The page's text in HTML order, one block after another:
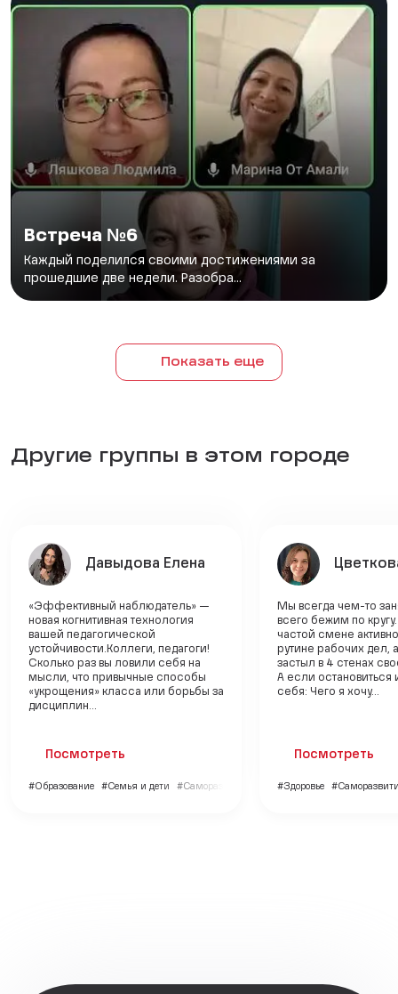
Встреча №6
Каждый поделился своими достижениями за
прошедшие две недели. Разобра...
Показать еще
Другие группы в этом городе
Давыдова Елена
«Эффективный наблюдатель» —
новая когнитивная технология
вашей педагогической
устойчивости.Коллеги, педагоги!
Сколько раз вы ловили себя на
мысли, что привычные способы
«укрощения» класса или борьбы за
дисциплин...
Посмотреть
#Образование #Семья и дети #Саморазвитие
Мы всегда чем-то
всего бежим по кругу.
частой смене
рутине рабочих дел,
застыл в 4 стенах
А если остановиться
себя: Чего я хочу...
Посмотреть
#Здоровье